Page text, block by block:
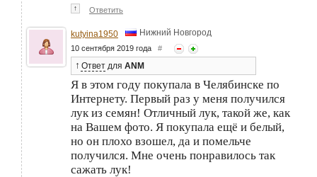
↑ Ответить
kutyina1950 Нижний Новгород
10 сентября 2019 года #
↑ Ответ для ANM
Я в этом году покупала в Челябинске по
Интернету. Первый раз у меня получился
лук из семян! Отличный лук, такой же, как
на Вашем фото. Я покупала ещё и белый,
но он плохо взошел, да и помельче
получился. Мне очень понравилось так
сажать лук!